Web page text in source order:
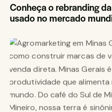
Conheça o rebranding
usado no mercado